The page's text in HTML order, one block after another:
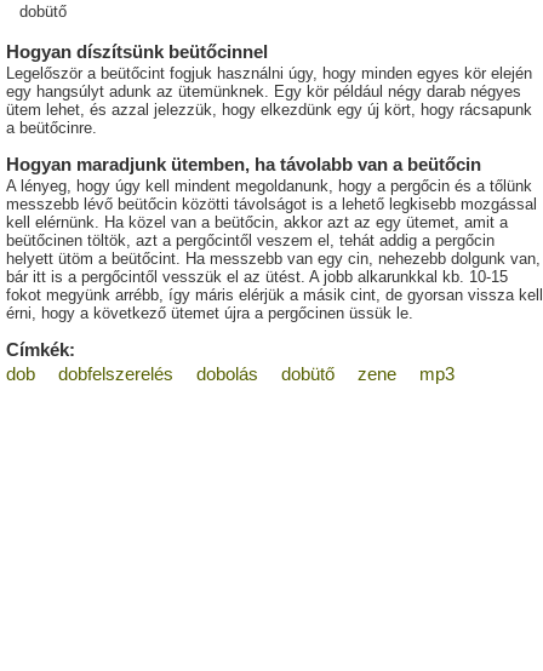
dobütő
Hogyan díszítsünk beütőcinnel
Legelőször a beütőcint fogjuk használni úgy, hogy minden egyes kör elején
egy hangsúlyt adunk az ütemünknek. Egy kör például négy darab négyes
ütem lehet, és azzal jelezzük, hogy elkezdünk egy új kört, hogy rácsapunk
a beütőcinre.
Hogyan maradjunk ütemben, ha távolabb van a beütőcin
A lényeg, hogy úgy kell mindent megoldanunk, hogy a pergőcin és a tőlünk
messzebb lévő beütőcin közötti távolságot is a lehető legkisebb mozgással
kell elérnünk. Ha közel van a beütőcin, akkor azt az egy ütemet, amit a
beütőcinen töltök, azt a pergőcintől veszem el, tehát addig a pergőcin
helyett ütöm a beütőcint. Ha messzebb van egy cin, nehezebb dolgunk van,
bár itt is a pergőcintől vesszük el az ütést. A jobb alkarunkkal kb. 10-15
fokot megyünk arrébb, így máris elérjük a másik cint, de gyorsan vissza kell
érni, hogy a következő ütemet újra a pergőcinen üssük le.
Címkék:
dob
dobfelszerelés dobolás dobütő zene mp3